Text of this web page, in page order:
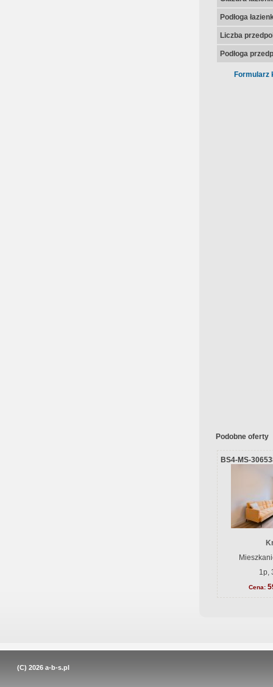
Podłoga
Liczba
Podłoga
Formularz
Podobne oferty
BS4-MS-
1p,
Cena:
(C) 2026 a-b-s.pl